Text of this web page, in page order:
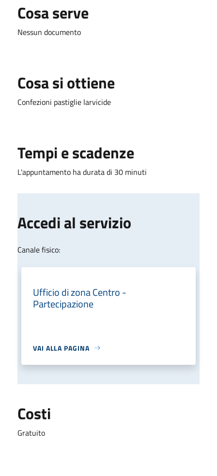
Cosa serve
Nessun documento
Cosa si ottiene
Confezioni pastiglie larvicide
Tempi e scadenze
L'appuntamento ha durata di 30 minuti
Accedi al servizio
Canale fisico:
Ufficio di zona Centro -
Partecipazione
VAI ALLA PAGINA
Costi
Gratuito